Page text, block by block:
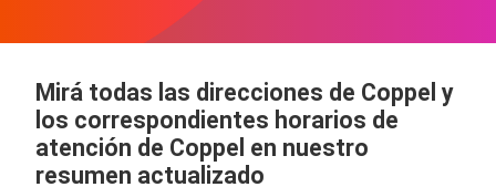
Mirá todas las direcciones de Coppel y
los correspondientes horarios de
atención de Coppel en nuestro
resumen actualizado